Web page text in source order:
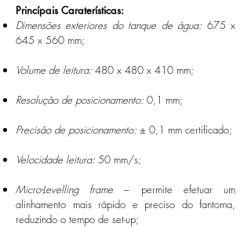
Princípais Caraterísticas:
Dimensões exteriores do tanque de água: 675 x
645 x 560 mm;
Volume de leitura: 480 x 480 x 410 mm;
Resolução de posicionamento: 0,1 mm;
Precisão de posicionamento: ± 0,1 mm certificado;
Velocidade leitura: 50 mm/s;
Micro-Levelling frame – permite efetuar um
alinhamento mais rápido e preciso do fantoma,
reduzindo o tempo de set-up;​